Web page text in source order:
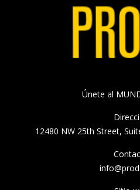
Únete al
12480 NW 25th Street,